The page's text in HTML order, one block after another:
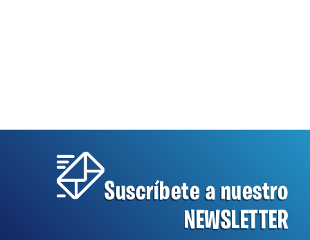
Suscríbete a nuestro
NEWSLETTER